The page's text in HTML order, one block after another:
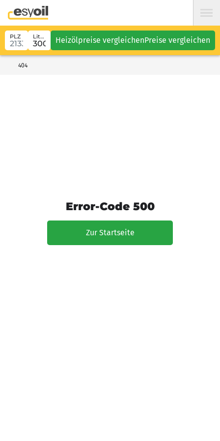
PLZ Liter Heizölpreise vergleichenPreise vergleichen
404
Error-Code 500
Zur Startseite